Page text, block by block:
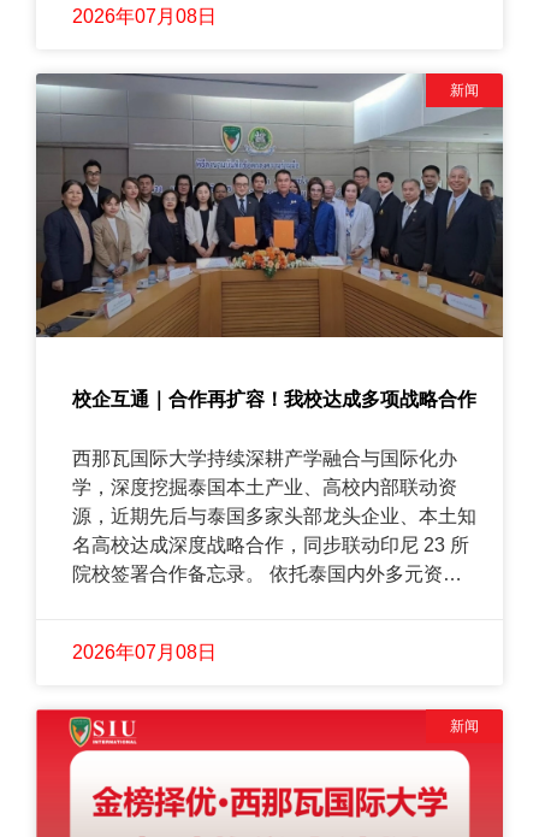
2026年07月08日
新闻
校企互通｜合作再扩容！我校达成多项战略合作
西那瓦国际大学持续深耕产学融合与国际化办
学，深度挖掘泰国本土产业、高校内部联动资
源，近期先后与泰国多家头部龙头企业、本土知
名高校达成深度战略合作，同步联动印尼 23 所
院校签署合作备忘录。 依托泰国内外多元资源
通道。
2026年07月08日
新闻